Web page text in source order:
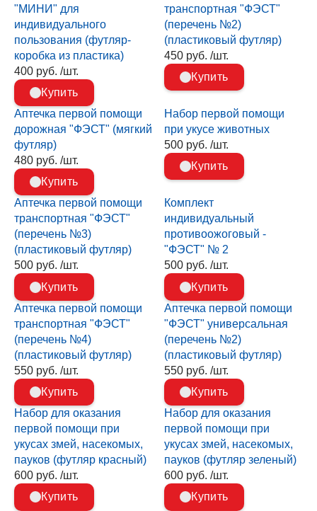
"МИНИ" для
индивидуального
пользования (футляр-
коробка из пластика)
400 руб. /шт.
Купить
транспортная "ФЭСТ"
(перечень №2)
(пластиковый футляр)
450 руб. /шт.
Купить
Аптечка первой помощи
дорожная "ФЭСТ" (мягкий
футляр)
480 руб. /шт.
Купить
Набор первой помощи
при укусе животных
500 руб. /шт.
Купить
Аптечка первой помощи
транспортная "ФЭСТ"
(перечень №3)
(пластиковый футляр)
500 руб. /шт.
Купить
Комплект
индивидуальный
противоожоговый -
"ФЭСТ" № 2
500 руб. /шт.
Купить
Аптечка первой помощи
транспортная "ФЭСТ"
(перечень №4)
(пластиковый футляр)
550 руб. /шт.
Купить
Аптечка первой помощи
"ФЭСТ" универсальная
(перечень №2)
(пластиковый футляр)
550 руб. /шт.
Купить
Набор для оказания
первой помощи при
укусах змей, насекомых,
пауков (футляр красный)
600 руб. /шт.
Купить
Набор для оказания
первой помощи при
укусах змей, насекомых,
пауков (футляр зеленый)
600 руб. /шт.
Купить